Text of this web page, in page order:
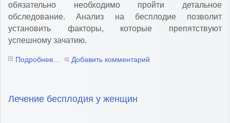
обязательно необходимо пройти детальное
обследование. Анализ на бесплодие позволит
установить факторы, которые препятствуют
успешному зачатию.
Подробнее... Добавить комментарий
Лечение бесплодия у женщин